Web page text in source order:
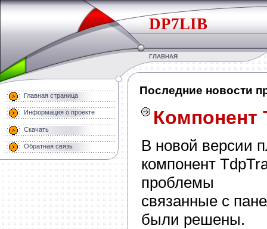
DP7LIB
ГЛАВНАЯ
Главная страница
Информация о проекте
Скачать
Обратная связь
Последние новости
Компонент
В новой версии
компонент
проблемы
связанные с
были решены.